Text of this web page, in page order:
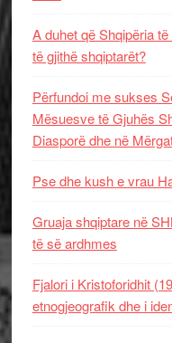
A duhet që Shqipëria
të gjithë shqiptarët?
Përfundoi me sukses
Mësuesve të Gjuhës
Diasporë dhe në
Pse dhe kush e vrau
Gruaja shqiptare në
të së ardhmes
Fjalori i Kristoforidhit
etnogjeografik dhe i